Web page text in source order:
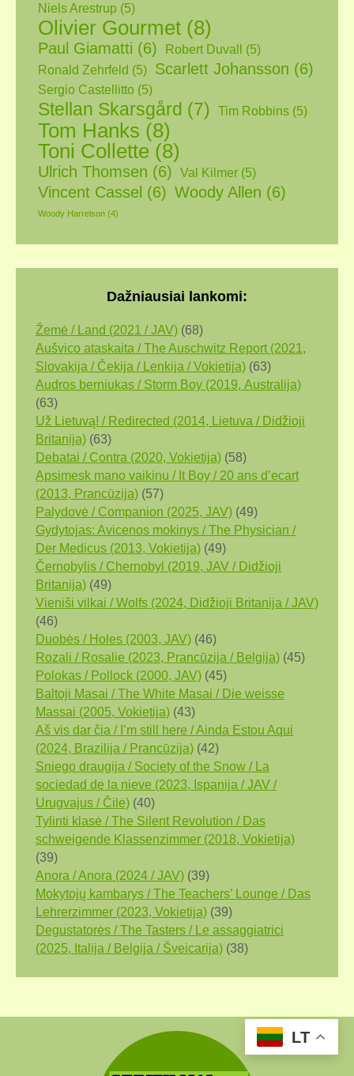
Niels Arestrup (5)
Olivier Gourmet (8)
Paul Giamatti (6) Robert Duvall
(5)
Ronald Zehrfeld (5) Scarlett Johansson (6)
Sergio Castellitto (5)
Stellan Skarsgård (7) Tim Robbins (5)
Tom Hanks (8)
Toni Collette (8)
Ulrich Thomsen (6) Val Kilmer (5)
Vincent Cassel (6) Woody Allen (6)
Woody Harrelson (4)
Dažniausiai lankomi:
Žemė / Land (2021 / JAV) (68)
Aušvico ataskaita / The Auschwitz Report (2021,
Slovakija / Čekija / Lenkija / Vokietija) (63)
Audros berniukas / Storm Boy (2019, Аustralija)
(63)
Už Lietuvą! / Redirected (2014, Lietuva / Didžioji
Britanija) (63)
Debatai / Contra (2020, Vokietija) (58)
Apsimesk mano vaikinu / It Boy / 20 ans d’ecart
(2013, Prancūzija) (57)
Palydovė / Companion (2025, JAV) (49)
Gydytojas: Avicenos mokinys / The Physician /
Der Medicus (2013, Vokietija) (49)
Černobylis / Chernobyl (2019, JAV / Didžioji
Britanija) (49)
Vieniši vilkai / Wolfs (2024, Didžioji Britanija / JAV)
(46)
Duobės / Holes (2003, JAV) (46)
Rozali / Rosalie (2023, Prancūzija / Belgija) (45)
Polokas / Pollock (2000, JAV) (45)
Baltoji Masai / The White Masai / Die weisse
Massai (2005, Vokietija) (43)
Aš vis dar čia / I’m still here / Ainda Estou Aqui
(2024, Brazilija / Prancūzija) (42)
Sniego draugija / Society of the Snow / La
sociedad de la nieve (2023, Ispanija / JAV /
Urugvajus / Čilė) (40)
Tylinti klasė / The Silent Revolution / Das
schweigende Klassenzimmer (2018, Vokietija)
(39)
Anora / Anora (2024 / JAV) (39)
Mokytojų kambarys / The Teachers’ Lounge / Das
Lehrerzimmer (2023, Vokietija) (39)
Degustatorės / The Tasters / Le assaggiatrici
(2025, Italija / Belgija / Šveicarija) (38)
LT